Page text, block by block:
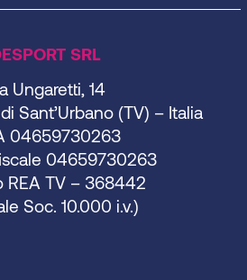
SRL
Ungaretti, 14
Sant’Urbano (TV) – Italia
04659730263
04659730263
REA TV – 368442
Soc. 10.000 i.v.)